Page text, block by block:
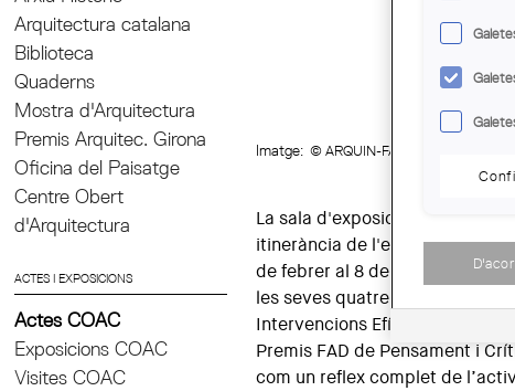
Arquitectura catalana
Biblioteca
Quaderns
Mostra d'Arquitectura
Premis Arquitec. Girona
Oficina del Paisatge
Centre Obert
d'Arquitectura
ACTES I EXPOSICIONS
Actes COAC
Exposicions COAC
Visites COAC
Imatge: © ARQUIN-FAD
La sala d'exposicions Pia
itinerància de l'exposició dels "
de febrer al 8 de març de
les seves quatre categories:
Intervencions Efímeres. La
Premis FAD de Pensament i
com un reflex complet de